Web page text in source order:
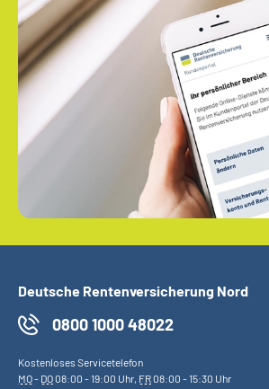
Deutsche Rentenversicherung Nord
0800 1000 48022
Kostenloses Servicetelefon
MO- DO08:00 - 19:00 Uhr, FR08:00 - 15:30 Uhr